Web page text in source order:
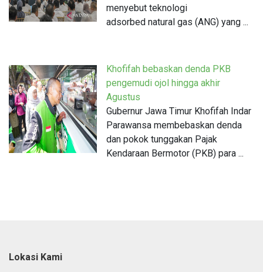
menyebut teknologi
adsorbed natural gas (ANG) yang ...
Khofifah bebaskan denda PKB
pengemudi ojol hingga akhir
Agustus
Gubernur Jawa Timur Khofifah Indar
Parawansa membebaskan denda
dan pokok tunggakan Pajak
Kendaraan Bermotor (PKB) para ...
Lokasi Kami